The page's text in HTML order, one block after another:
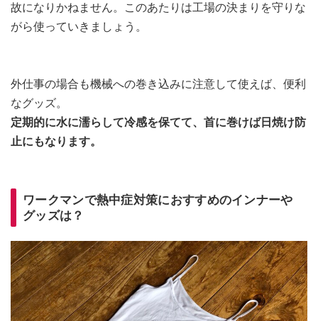
故になりかねません。このあたりは工場の決まりを守りな
がら使っていきましょう。
外仕事の場合も機械への巻き込みに注意して使えば、便利
なグッズ。
定期的に水に濡らして冷感を保てて、首に巻けば日焼け防
止にもなります。
ワークマンで熱中症対策におすすめのインナーや
グッズは？